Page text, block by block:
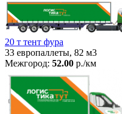
20 т тент фура
33 европаллеты, 82 м3
Межгород: 52.00 р./км